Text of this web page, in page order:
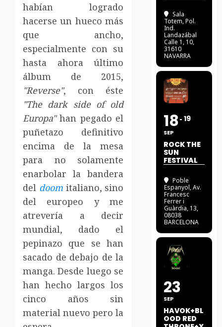
habían logrado
hacerse un hueco más
que ancho,
especialmente con su
hasta ahora último
álbum de 2015,
"Reverse", con éste
"The dark side of old
Europa"han pegado el
puñetazo definitivo
encima de la mesa
para no solamente
enarbolar la bandera
del doomitaliano, sino
del europeo y me
atrevería a decir
mundial, dado el
pepinazo que se han
sacado de debajo de la
manga. Desde luego se
han hecho largos los
cinco años sin
material nuevo pero la
Sala
Totem, Pol.
Ind.
Landazábal
Calle 1, 10,
31610
NAVARRA
18
SEP
19
ROCK THE
SUN
FESTIVAL
Poble
Espanyol, Av.
Francesc
Ferrer i
Guàrdia, 13,
08038
BARCELONA
23
SEP
HAVOK+BL
OOD RED